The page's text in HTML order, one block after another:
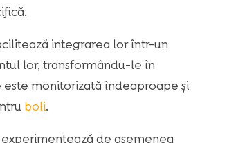
integrarea lor într-un
lor, transformându-le în
monitorizată îndeaproape şi
boli.
de asemenea